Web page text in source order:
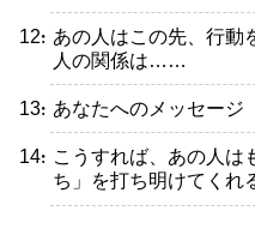
・あの人はこの先、行
人の関係は……
・あなたへのメッセージ
・こうすれば、あの人は
ち」を打ち明けてくれ